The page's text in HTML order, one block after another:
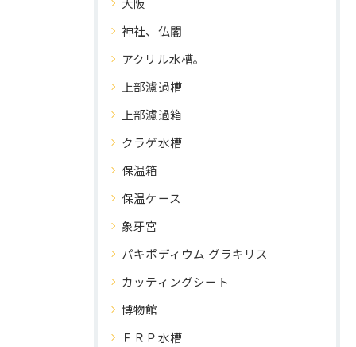
神社、仏閣
アクリル水槽。
上部濾過槽
上部濾過箱
クラゲ水槽
保温箱
保温ケース
象牙宮
パキポディウム グラキリス
カッティングシート
博物館
ＦＲＰ水槽